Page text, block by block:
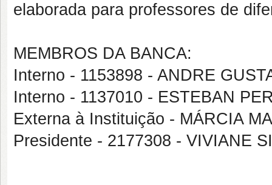
elaborada para professores de
MEMBROS DA BANCA:
Interno - 1153898 - ANDRE
Interno - 1137010 - ESTEBAN
Externa à Instituição - MÁRCIA
Presidente - 2177308 - VIVIANE